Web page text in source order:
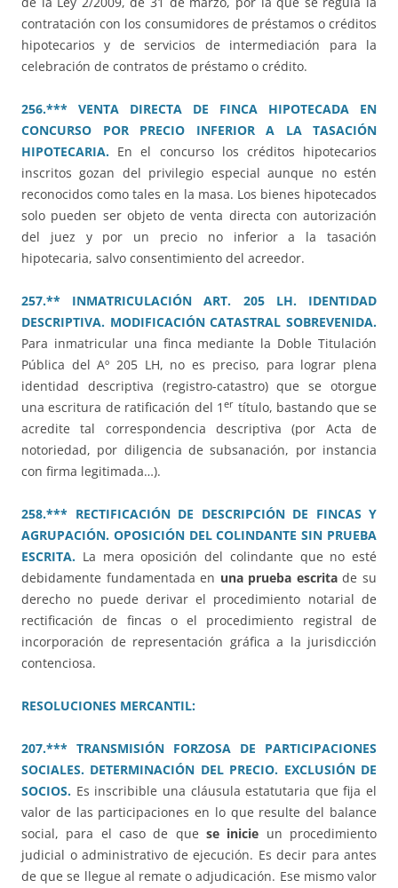
contratación con los consumidores de préstamos o créditos
hipotecarios y de servicios de intermediación para la
celebración de contratos de préstamo o crédito.
256.*** VENTA DIRECTA DE FINCA HIPOTECADA EN
CONCURSO POR PRECIO INFERIOR A LA TASACIÓN
HIPOTECARIA. En el concurso los créditos hipotecarios
inscritos gozan del privilegio especial aunque no estén
reconocidos como tales en la masa. Los bienes hipotecados
solo pueden ser objeto de venta directa con autorización
del juez y por un precio no inferior a la tasación
hipotecaria, salvo consentimiento del acreedor.
257.** INMATRICULACIÓN ART. 205 LH. IDENTIDAD
DESCRIPTIVA. MODIFICACIÓN CATASTRAL SOBREVENIDA.
Para inmatricular una finca mediante la Doble Titulación
Pública del Aº 205 LH, no es preciso, para lograr plena
identidad descriptiva (registro-catastro) que se otorgue
una escritura de ratificación del 1er título, bastando que se
acredite tal correspondencia descriptiva (por Acta de
notoriedad, por diligencia de subsanación, por instancia
con firma legitimada…).
258.*** RECTIFICACIÓN DE DESCRIPCIÓN DE FINCAS Y
AGRUPACIÓN. OPOSICIÓN DEL COLINDANTE SIN PRUEBA
ESCRITA. La mera oposición del colindante que no esté
debidamente fundamentada en una prueba escritade su
derecho no puede derivar el procedimiento notarial de
rectificación de fincas o el procedimiento registral de
incorporación de representación gráfica a la jurisdicción
contenciosa.
RESOLUCIONES MERCANTIL:
207.*** TRANSMISIÓN FORZOSA DE PARTICIPACIONES
SOCIALES. DETERMINACIÓN DEL PRECIO. EXCLUSIÓN DE
SOCIOS. Es inscribible una cláusula estatutaria que fija el
valor de las participaciones en lo que resulte del balance
social, para el caso de que se inicie un procedimiento
judicial o administrativo de ejecución. Es decir para antes
de que se llegue al remate o adjudicación. Ese mismo valor